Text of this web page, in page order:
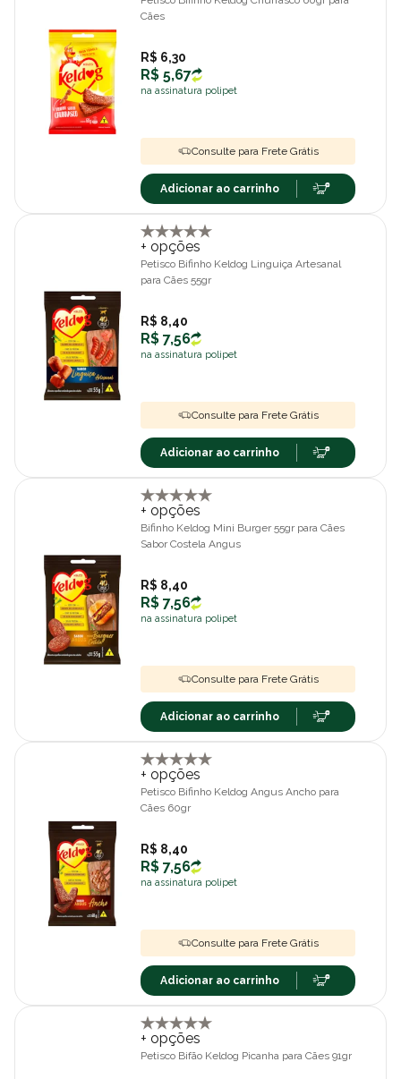
Cães
R$ 6,30
R$ 5,67
na assinatura polipet
Consulte para Frete Grátis
Adicionar ao carrinho
+ opções
Petisco Bifinho Keldog Linguiça Artesanal
para Cães 55gr
R$ 8,40
R$ 7,56
na assinatura polipet
Consulte para Frete Grátis
Adicionar ao carrinho
+ opções
Bifinho Keldog Mini Burger 55gr para Cães
Sabor Costela Angus
R$ 8,40
R$ 7,56
na assinatura polipet
Consulte para Frete Grátis
Adicionar ao carrinho
+ opções
Petisco Bifinho Keldog Angus Ancho para
Cães 60gr
R$ 8,40
R$ 7,56
na assinatura polipet
Consulte para Frete Grátis
Adicionar ao carrinho
+ opções
Petisco Bifão Keldog Picanha para Cães 91gr